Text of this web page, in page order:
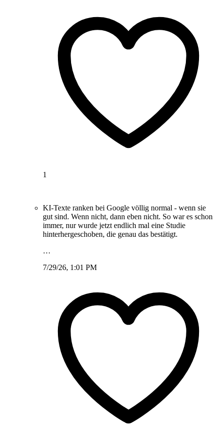
1
KI-Texte ranken bei Google völlig normal - wenn sie
gut sind. Wenn nicht, dann eben nicht. So war es schon
immer, nur wurde jetzt endlich mal eine Studie
hinterhergeschoben, die genau das bestätigt.
…
7/29/26, 1:01 PM